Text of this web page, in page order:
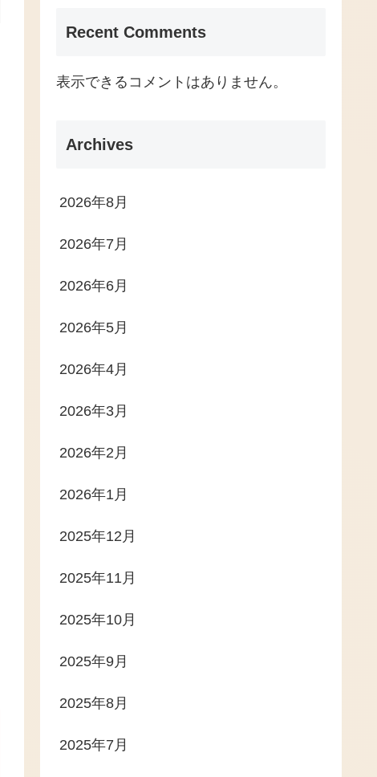
Recent Comments
表示できるコメントはありません。
Archives
2026年8月
2026年7月
2026年6月
2026年5月
2026年4月
2026年3月
2026年2月
2026年1月
2025年12月
2025年11月
2025年10月
2025年9月
2025年8月
2025年7月